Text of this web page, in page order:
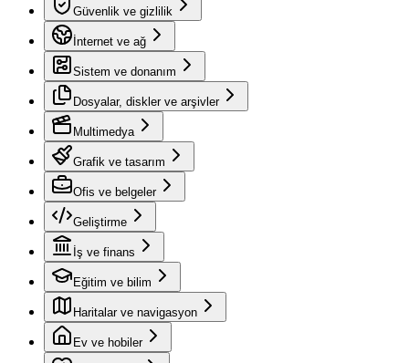
Güvenlik ve gizlilik
İnternet ve ağ
Sistem ve donanım
Dosyalar, diskler ve arşivler
Multimedya
Grafik ve tasarım
Ofis ve belgeler
Geliştirme
İş ve finans
Eğitim ve bilim
Haritalar ve navigasyon
Ev ve hobiler